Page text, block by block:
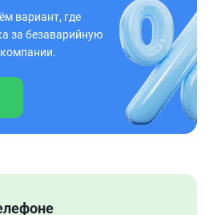
вариант, где
за безаварийную